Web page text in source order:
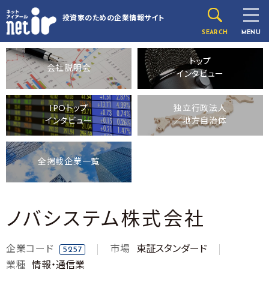
投資家のための企業情報サイト
SEARCH MENU
会社説明会
トップ
インタビュー
IPOトップ
インタビュー
独立行政法人
／地方自治体
全掲載企業一覧
ノバシステム株式会社
企業コード 5257 市場
東証スタンダード
業種
情報・通信業